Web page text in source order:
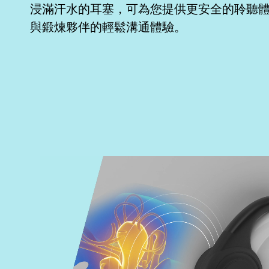
浸滿汗水的耳塞，可為您提供更安全的聆聽
與鍛煉夥伴的輕鬆溝通體驗。